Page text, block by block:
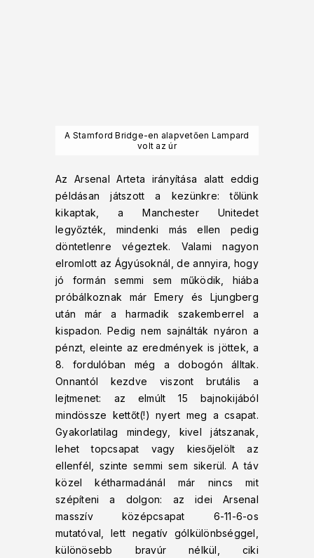
A Stamford Bridge-en alapvetően Lampard
volt az úr
Az Arsenal Arteta irányítása alatt eddig
példásan játszott a kezünkre: tőlünk
kikaptak, a Manchester Unitedet
legyőzték, mindenki más ellen pedig
döntetlenre végeztek. Valami nagyon
elromlott az Ágyúsoknál, de annyira, hogy
jó formán semmi sem működik, hiába
próbálkoznak már Emery és Ljungberg
után már a harmadik szakemberrel a
kispadon. Pedig nem sajnálták nyáron a
pénzt, eleinte az eredmények is jöttek, a
8. fordulóban még a dobogón álltak.
Onnantól kezdve viszont brutális a
lejtmenet: az elmúlt 15 bajnokijából
mindössze kettőt(!) nyert meg a csapat.
Gyakorlatilag mindegy, kivel játszanak,
lehet topcsapat vagy kiesőjelölt az
ellenfél, szinte semmi sem sikerül. A táv
közel kétharmadánál már nincs mit
szépíteni a dolgon: az idei Arsenal
masszív középcsapat 6-11-6-os
mutatóval, lett negatív gólkülönbséggel,
különösebb bravúr nélkül, ciki